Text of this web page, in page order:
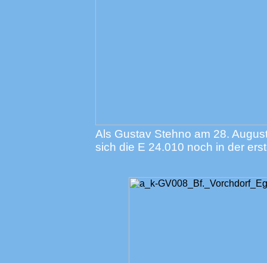
Als Gustav Stehno am 28.
sich die E 24.010 noch in der